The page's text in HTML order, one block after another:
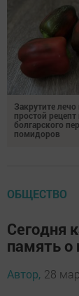
Закрутите лечо
простой рецепт
болгарского
помидоров
ОБЩЕСТВО
Сегодня
память о
Автор, 28